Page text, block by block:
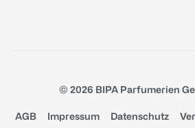
© 2026 BIPA Parfumerien
AGB Impressum Datenschutz